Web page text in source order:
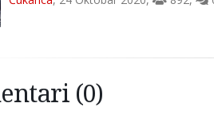
(0)